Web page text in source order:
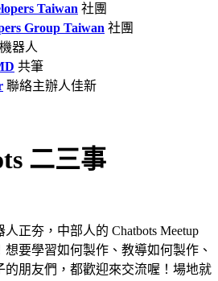
Taiwan 社團
Group Taiwan 社團
機器人
共筆
聯絡主辦人佳新
二三事
正夯，中部人的 Chatbots Meetup
要學習如何製作、教導如何製作、
的朋友們，都歡迎來交流喔！場地就